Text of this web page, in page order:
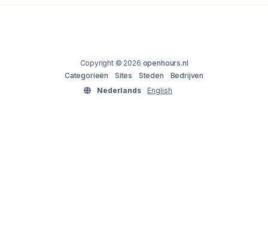
Copyright © 2026 openhours.nl
Categorieën
Sites Steden
Bedrijven
Nederlands
English